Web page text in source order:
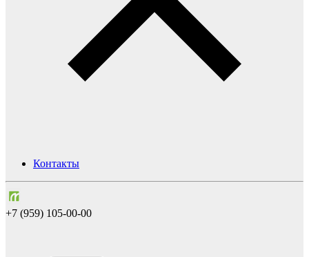
Контакты
+7 (959) 105-00-00